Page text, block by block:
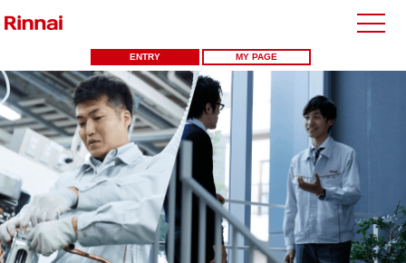
ENTRY MY PAGE
企業サイト 商品サイト